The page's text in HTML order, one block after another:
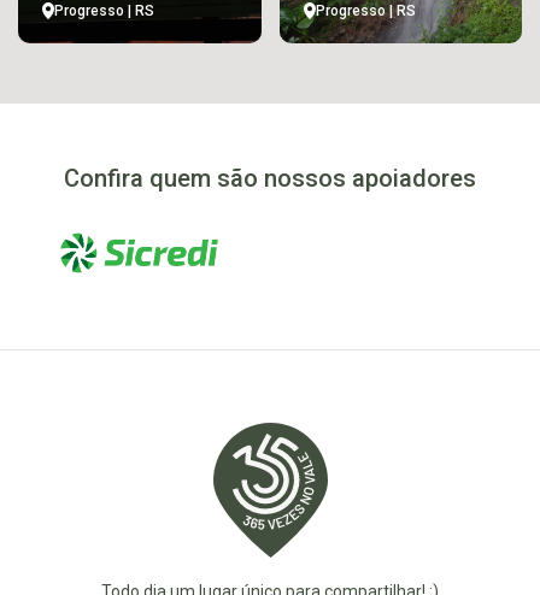
Progresso | RS Progresso | RS
Confira quem são nossos apoiadores